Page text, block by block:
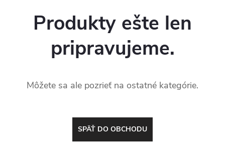
Produkty ešte len
pripravujeme.
Môžete sa ale pozrieť na ostatné kategórie.
SPÄŤ DO OBCHODU